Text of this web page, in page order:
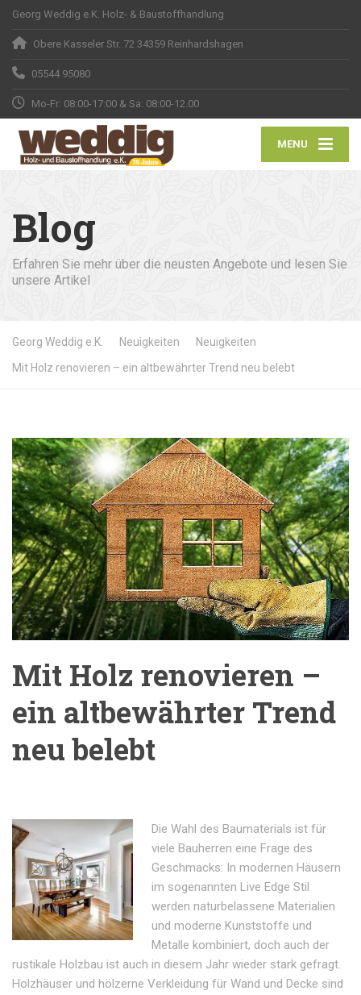
Georg Weddig e.K. Holz- & Baustoffhandlung
Obere Kasseler Str. 72 34359 Reinhardshagen
05544 95080
Mo-Fr: 08:00-17:00 & Sa: 08:00-12.00
MENU
Blog
Erfahren Sie mehr über die neusten Angebote und lesen Sie
unsere Artikel
Georg Weddig e.K. Neuigkeiten
Neuigkeiten
Mit Holz renovieren – ein altbewährter Trend neu belebt
Mit Holz renovieren –
ein altbewährter Trend
neu belebt
Die Wahl des Baumaterials ist für
viele Bauherren eine Frage des
Geschmacks: In modernen Häusern
im sogenannten Live Edge Stil
werden naturbelassene Materialien
und moderne Kunststoffe und
Metalle kombiniert, doch auch der
rustikale Holzbau ist auch in diesem Jahr wieder stark gefragt.
Holzhäuser und hölzerne Verkleidung für Wand und Decke sind